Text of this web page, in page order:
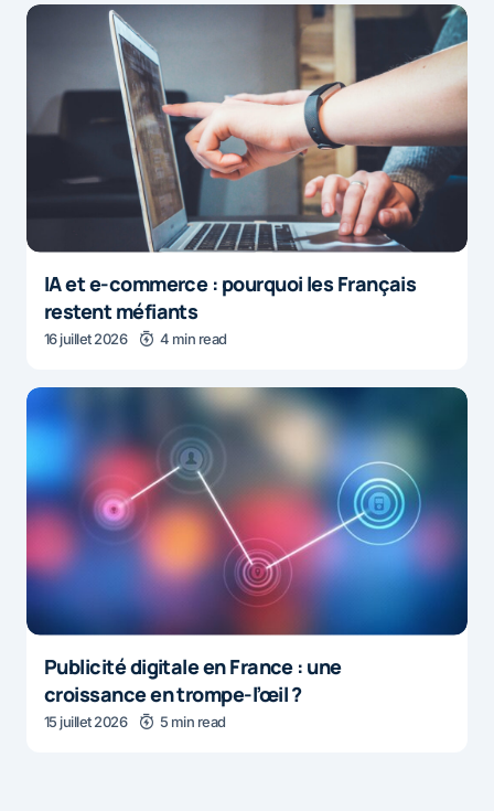
IA et e-commerce : pourquoi les Français
restent méfiants
16 juillet 2026 4 min read
Publicité digitale en France : une
croissance en trompe-l’œil ?
15 juillet 2026 5 min read